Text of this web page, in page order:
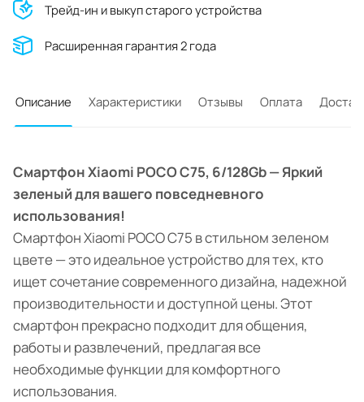
Трейд-ин и выкуп старого устройства
Расширенная гарантия 2 года
Описание Характеристики Отзывы Оплата
Смартфон Xiaomi POCO C75, 6/128Gb — Яркий
зеленый для вашего повседневного
использования!
Смартфон Xiaomi POCO C75 в стильном зеленом
цвете — это идеальное устройство для тех, кто
ищет сочетание современного дизайна, надежной
производительности и доступной цены. Этот
смартфон прекрасно подходит для общения,
работы и развлечений, предлагая все
необходимые функции для комфортного
использования.